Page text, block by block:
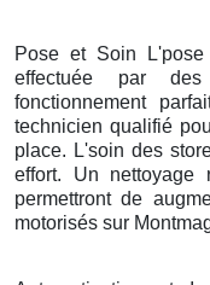
Pose et Soin
effectuée par
fonctionnement
technicien qualifié
place. L'soin des
effort. Un nettoyage
permettront de
motorisés sur